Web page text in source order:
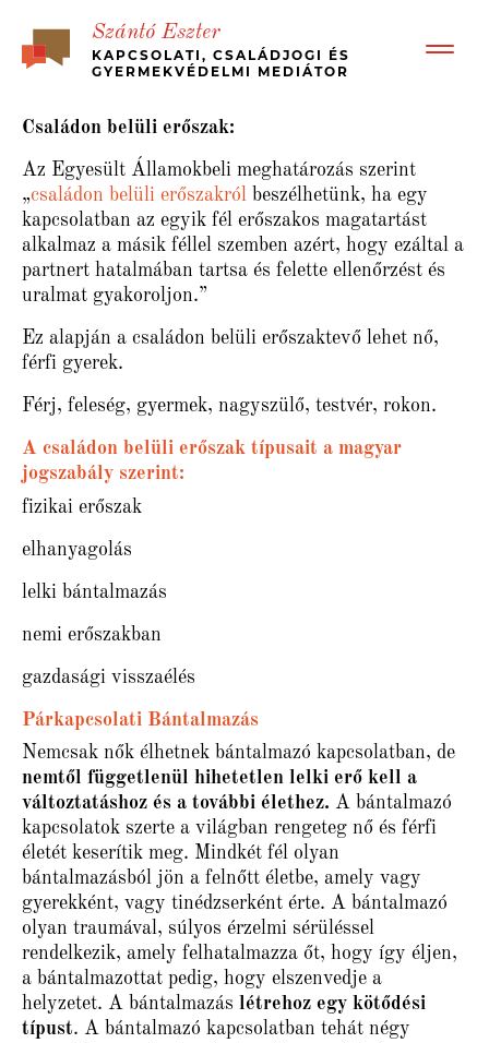
Szántó Eszter
KAPCSOLATI, CSALÁDJOGI ÉS
GYERMEKVÉDELMI MEDIÁTOR
BEMUTATKOZÁS
RÓLAM ÍRTÁK – ÜGYFÉL VISSZAJELZÉSEK
BÉKÉS, GYORS VÁLÁS
MI A MEDIÁCIÓ?
KINEK JÓ?
MÉDIA MEGJELENÉSEK, ESETTANULMÁNYOK
ÁRAK
MEDIATION – IN ENGLISH
Családon belüli erőszak:
Az Egyesült Államokbeli meghatározás szerint
„családon belüli erőszakról beszélhetünk, ha egy
kapcsolatban az egyik fél erőszakos magatartást
alkalmaz a másik féllel szemben azért, hogy ezáltal a
partnert hatalmában tartsa és felette ellenőrzést és
uralmat gyakoroljon.”
Ez alapján a családon belüli erőszaktevő lehet nő,
férfi gyerek.
Férj, feleség, gyermek, nagyszülő, testvér, rokon.
A családon belüli erőszak típusait a magyar
jogszabály szerint:
fizikai erőszak
elhanyagolás
lelki bántalmazás
nemi erőszakban
gazdasági visszaélés
Párkapcsolati Bántalmazás
Nemcsak nők élhetnek bántalmazó kapcsolatban, de
nemtől függetlenül hihetetlen lelki erő kell a
változtatáshoz és a további élethez. A bántalmazó
kapcsolatok szerte a világban rengeteg nő és férfi
életét keserítik meg. Mindkét fél olyan
bántalmazásból jön a felnőtt életbe, amely vagy
gyerekként, vagy tinédzserként érte. A bántalmazó
olyan traumával, súlyos érzelmi sérüléssel
rendelkezik, amely felhatalmazza őt, hogy így éljen,
a bántalmazottat pedig, hogy elszenvedje a
helyzetet. A bántalmazás létrehoz egy kötődési
típust. A bántalmazó kapcsolatban tehát négy